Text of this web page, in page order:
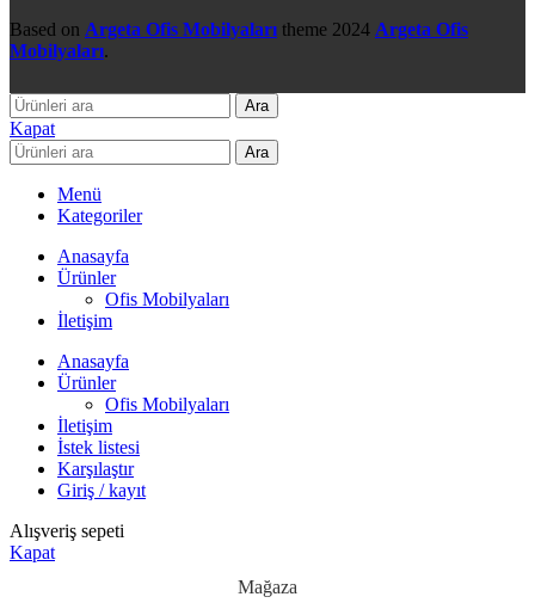
Based on Argeta Ofis Mobilyaları theme 2024 Argeta Ofis
Mobilyaları.
Ara
Kapat
Ara
Menü
Kategoriler
Anasayfa
Ürünler
Ofis Mobilyaları
İletişim
Anasayfa
Ürünler
Ofis Mobilyaları
İletişim
İstek listesi
Karşılaştır
Giriş / kayıt
Alışveriş sepeti
Kapat
Mağaza